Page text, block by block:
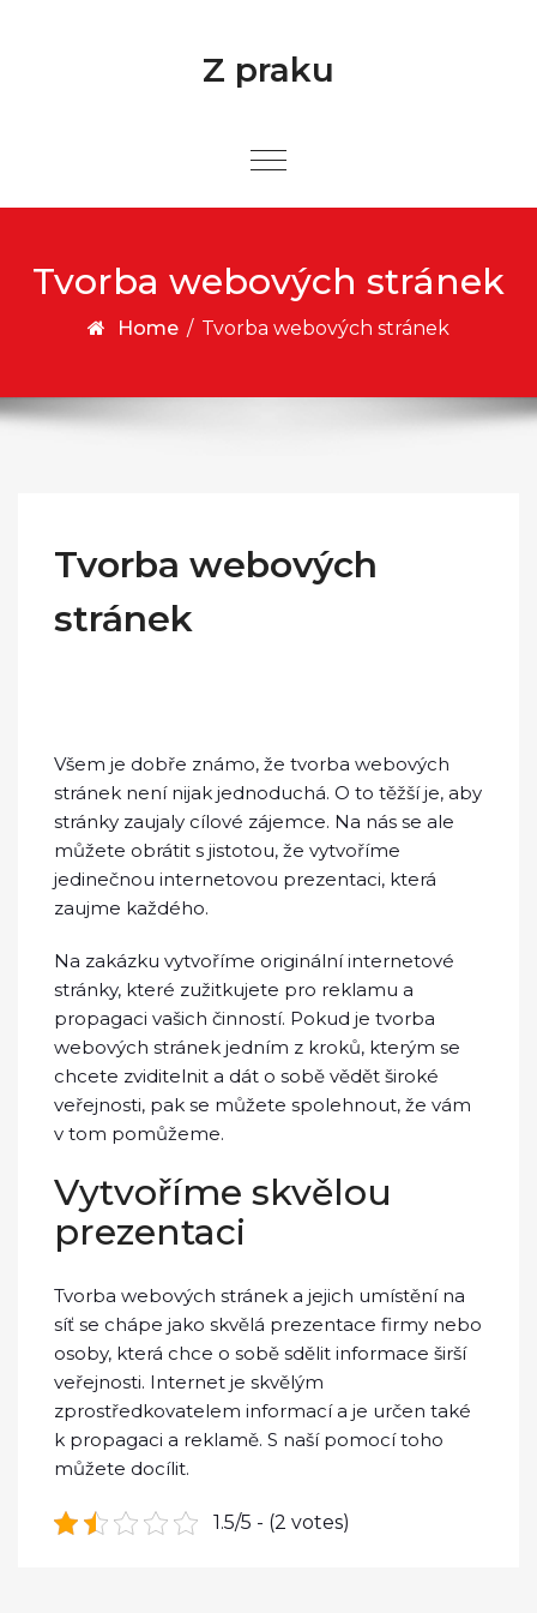
Z praku
Tvorba webových stránek
Home / Tvorba webových stránek
Tvorba webových
stránek
Všem je dobře známo, že tvorba webových
stránek není nijak jednoduchá. O to těžší je, aby
stránky zaujaly cílové zájemce. Na nás se ale
můžete obrátit s jistotou, že vytvoříme
jedinečnou internetovou prezentaci, která
zaujme každého.
Na zakázku vytvoříme originální internetové
stránky, které zužitkujete pro reklamu a
propagaci vašich činností. Pokud je tvorba
webových stránek jedním z kroků, kterým se
chcete zviditelnit a dát o sobě vědět široké
veřejnosti, pak se můžete spolehnout, že vám
v tom pomůžeme.
Vytvoříme skvělou
prezentaci
Tvorba webových stránek a jejich umístění na
síť se chápe jako skvělá prezentace firmy nebo
osoby, která chce o sobě sdělit informace širší
veřejnosti. Internet je skvělým
zprostředkovatelem informací a je určen také
k propagaci a reklamě. S naší pomocí toho
můžete docílit.
1.5/5 - (2 votes)